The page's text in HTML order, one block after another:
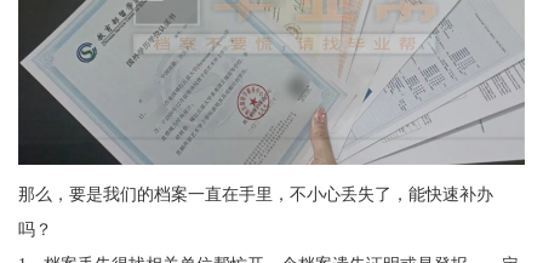
那么，要是我们的档案一直在手里，不小心丢失了，能快速补办
吗？